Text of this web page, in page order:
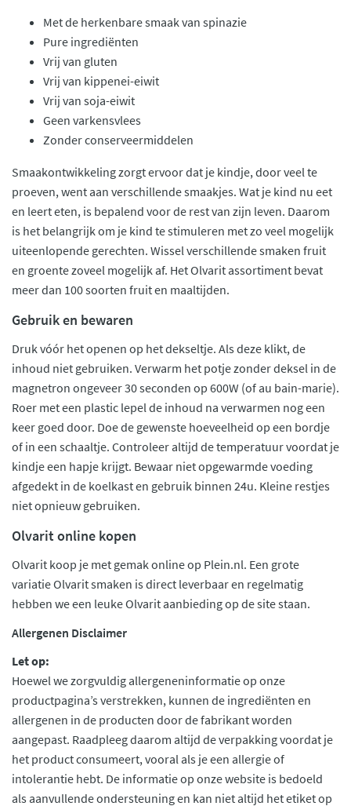
Met de herkenbare smaak van spinazie
Pure ingrediënten
Vrij van gluten
Vrij van kippenei-eiwit
Vrij van soja-eiwit
Geen varkensvlees
Zonder conserveermiddelen
Smaakontwikkeling zorgt ervoor dat je kindje, door veel te
proeven, went aan verschillende smaakjes. Wat je kind nu eet
en leert eten, is bepalend voor de rest van zijn leven. Daarom
is het belangrijk om je kind te stimuleren met zo veel mogelijk
uiteenlopende gerechten. Wissel verschillende smaken fruit
en groente zoveel mogelijk af. Het Olvarit assortiment bevat
meer dan 100 soorten fruit en maaltijden.
Gebruik en bewaren
Druk vóór het openen op het dekseltje. Als deze klikt, de
inhoud niet gebruiken. Verwarm het potje zonder deksel in de
magnetron ongeveer 30 seconden op 600W (of au bain-marie).
Roer met een plastic lepel de inhoud na verwarmen nog een
keer goed door. Doe de gewenste hoeveelheid op een bordje
of in een schaaltje. Controleer altijd de temperatuur voordat je
kindje een hapje krijgt. Bewaar niet opgewarmde voeding
afgedekt in de koelkast en gebruik binnen 24u. Kleine restjes
niet opnieuw gebruiken.
Olvarit online kopen
Olvarit koop je met gemak online op Plein.nl. Een grote
variatie Olvarit smaken is direct leverbaar en regelmatig
hebben we een leuke Olvarit aanbieding op de site staan.
Allergenen Disclaimer
Let op:
Hoewel we zorgvuldig allergeneninformatie op onze
productpagina’s verstrekken, kunnen de ingrediënten en
allergenen in de producten door de fabrikant worden
aangepast. Raadpleeg daarom altijd de verpakking voordat je
het product consumeert, vooral als je een allergie of
intolerantie hebt. De informatie op onze website is bedoeld
als aanvullende ondersteuning en kan niet altijd het etiket op